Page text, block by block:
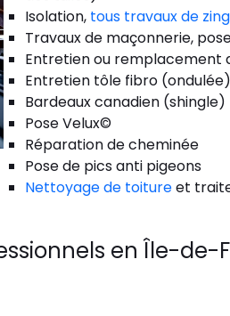
Isolation, tous travaux de
Travaux de maçonnerie,
Entretien ou remplacement
Entretien tôle fibro (ondulée)
Bardeaux canadien (shingle)
Pose Velux©
Réparation de cheminée
Pose de pics anti pigeons
Nettoyage de toitureet
en Île-de-